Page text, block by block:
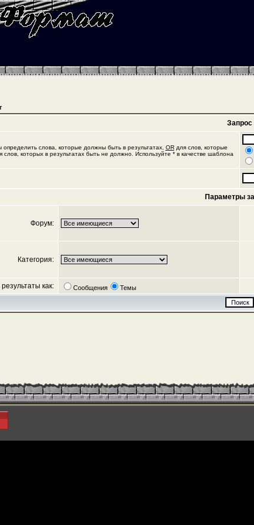
Запрос
определить слова, которые должны быть в результатах, ORдля слов, которые
слов, которых в результатах быть не должно. Используйте * в качестве шаблона
Параметры
Форум:
Категория:
как: Сообщения Темы